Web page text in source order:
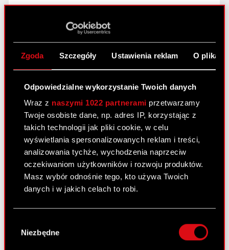
Zgoda Szczegóły Ustawienia reklam O
Odpowiedzialne wykorzystanie Twoich danych
Wraz z naszymi 1022 partnerami przetwarzamy
Twoje osobiste dane, np. adres IP, korzystając z
takich technologii jak pliki cookie, w celu
wyświetlania spersonalizowanych reklam i treści,
analizowania tychże, wychodzenia naprzeciw
oczekiwaniom użytkowników i rozwoju produktów.
Masz wybór odnośnie tego, kto używa Twoich
danych i w jakich celach to robi.
lokalizacji geograficznej z dokładnością nawet
zgody
Niezbędne
29 lipca 2020
Temat: Rozpoczęcie skupu akcji własnych Spółki
Warszawie (dalej: „Spółka”) informuje, iż podjął w
dniu dzisiejszym decyzję w sprawie…Czytaj dalej
PDF
Rozpoczęcie skupu akcji własnych
Raport bieżący nr 11/2020
28 lipca 2020
Akcjonariuszy Spółki. Podstawa prawna: 70 pkt 3
Ustawy o ofercie – WZA lista powyżej 5 % Zarząd